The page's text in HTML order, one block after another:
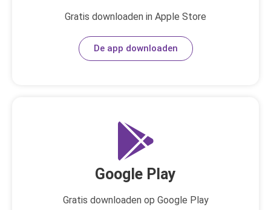
Gratis downloaden in Apple Store
De app downloaden
Google Play
Gratis downloaden op Google Play